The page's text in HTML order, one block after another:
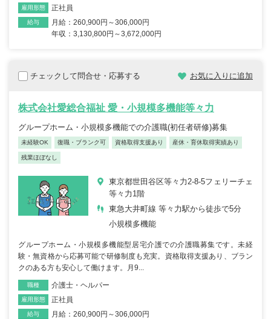
雇用形態 正社員
給与
月給：260,900円～306,000円
年収：3,130,800円～3,672,000円
チェックして問合せ・応募する お気に入りに追加
株式会社愛総合福祉 愛・小規模多機能等々力
グループホーム・小規模多機能での介護職(初任者研修)募集
未経験OK 復職・ブランク可 資格取得支援あり 産休・育休取得実績あり
残業ほぼなし
東京都世田谷区等々力2-8-5フェリーチェ
等々力1階
東急大井町線 等々力駅から徒歩で5分
小規模多機能
グループホーム・小規模多機能型居宅介護での介護職募集です。未経
験・無資格から応募可能で研修制度も充実。資格取得支援あり、ブラン
クのある方も安心して働けます。月9...
職種 介護士・ヘルパー
雇用形態 正社員
給与
月給：260,900円～306,000円